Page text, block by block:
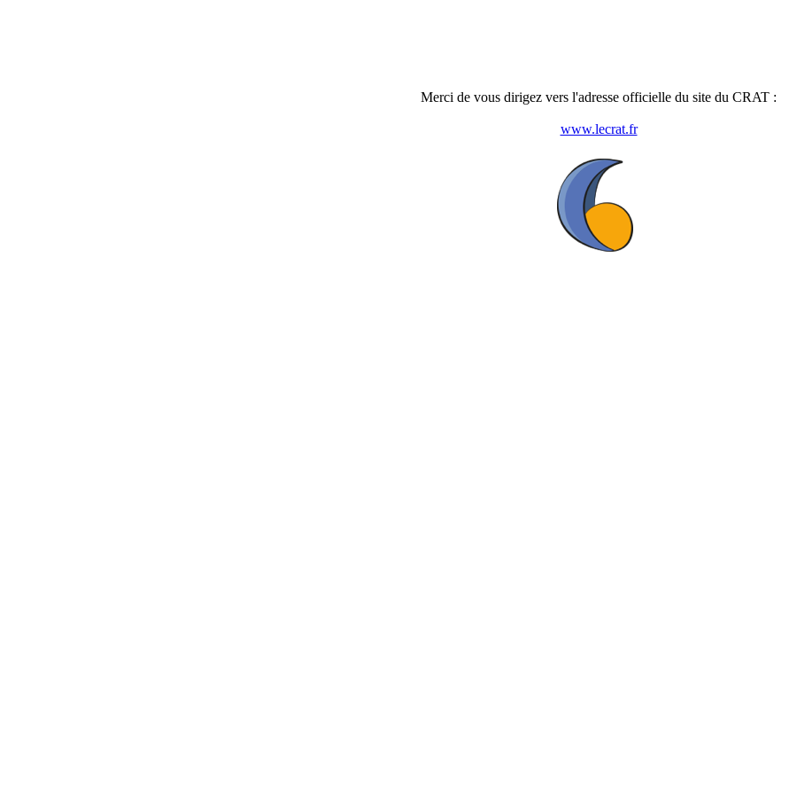
Merci de vous dirigez vers l'adresse officielle du site du CRAT :
www.lecrat.fr